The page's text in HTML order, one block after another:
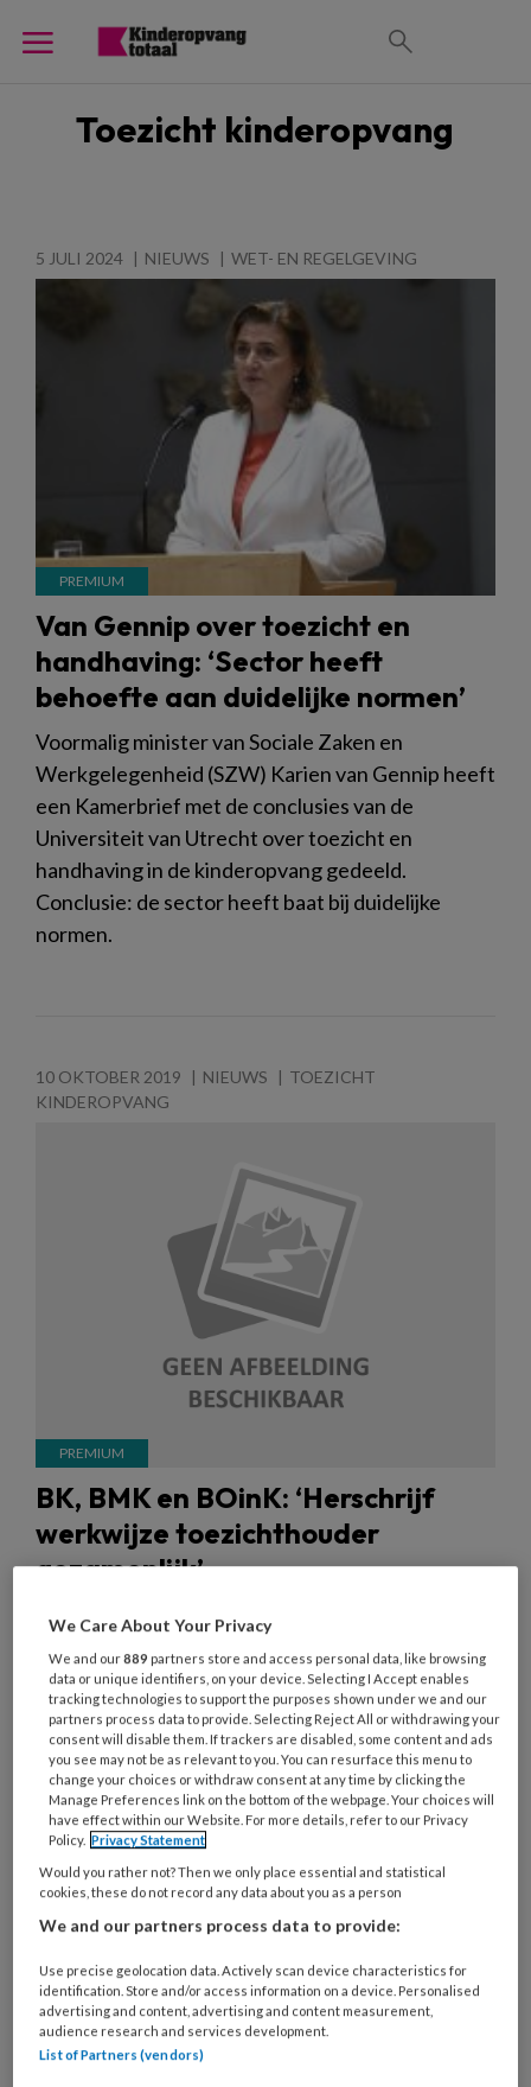
Toezicht kinderopvang
5 JULI 2024 NIEUWS WET- EN REGELGEVING
Van Gennip over toezicht en
handhaving: ‘Sector heeft
behoefte aan duidelijke normen’
Voormalig minister van Sociale Zaken en
Werkgelegenheid (SZW) Karien van Gennip heeft
een Kamerbrief met de conclusies van de
Universiteit van Utrecht over toezicht en
handhaving in de kinderopvang gedeeld.
Conclusie: de sector heeft baat bij duidelijke
normen.
10 OKTOBER 2019 NIEUWS
TOEZICHT
KINDEROPVANG
BK, BMK en BOinK: ‘Herschrijf
werkwijze toezichthouder
gezamenlijk’
Het advies van VNG, GGD-GHOR en het
gezichtencriterium en de drie-uursregeling laat
nog te veel ruimte voor ongelijke beoordeling,
vinden BK, BMK en BOinK. Ze bieden daarom aan
om de werkwijze gezamenlijk te herschrijven.
30 AUGUSTUS 2019
TOEZICHT
KINDEROPVANG
We Care About Your Privacy
We and our889 partners store and access personal data, like browsing
data or unique identifiers, on your device. Selecting I Accept enables
tracking technologies to support the purposes shown under we and our
partners process data to provide. Selecting Reject All or withdrawing your
consent will disable them. If trackers are disabled, some content and ads
you see may not be as relevant to you. You can resurface this menu to
change your choices or withdraw consent at any time by clicking the
Manage Preferences link on the bottom of the webpage. Your choices will
have effect within our Website. For more details, refer to our Privacy
Policy. Privacy Statement
Would you rather not? Then we only place essential and statistical
cookies, these do not record any data about you as a person
We and our partners process data to provide:
Use precise geolocation data. Actively scan device characteristics for
identification. Store and/or access information on a device. Personalised
advertising and content, advertising and content measurement,
audience research and services development.
List of Partners (vendors)